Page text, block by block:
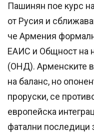
Пашинян пое курс
от Русия и
че Армения
ЕАИС и Общност на
(ОНД). Арменските
на баланс, но
проруски, се
европейска
фатални последици